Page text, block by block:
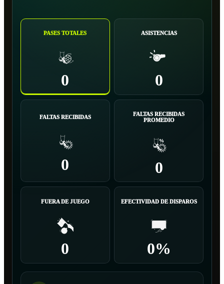
PASES TOTALES
0
ASISTENCIAS
0
FALTAS RECIBIDAS
0
FALTAS RECIBIDAS
PROMEDIO
0
FUERA DE JUEGO
0
EFECTIVIDAD DE DISPAROS
0%